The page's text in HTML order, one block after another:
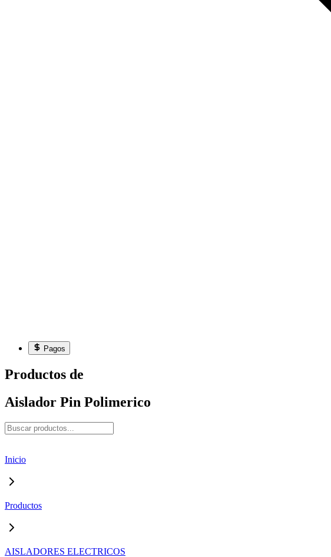
Pagos
Productos de
Aislador Pin Polimerico
Inicio
Productos
AISLADORES ELECTRICOS